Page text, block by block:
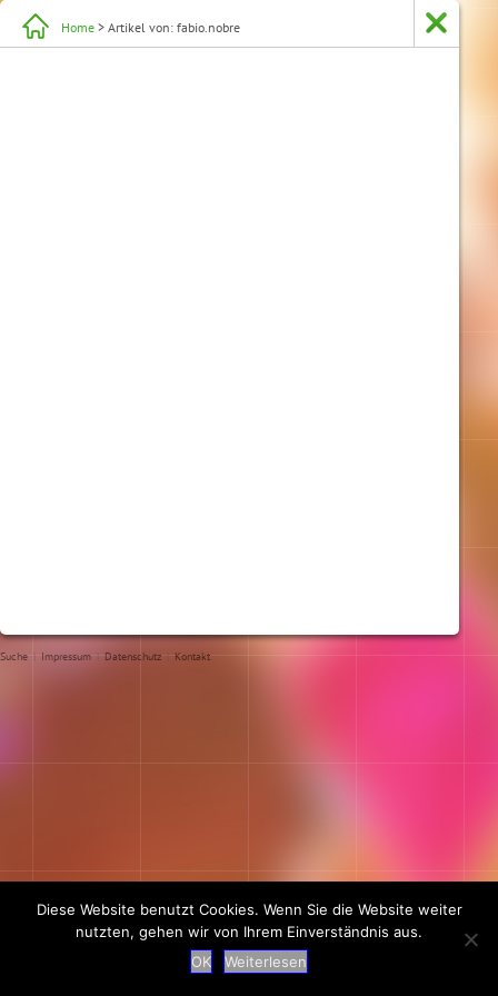
Home > Artikel von: fabio.nobre
Suche | Impressum | Datenschutz | Kontakt
Diese Website benutzt Cookies. Wenn Sie die Website weiter
nutzten, gehen wir von Ihrem Einverständnis aus.
OK
Weiterlesen